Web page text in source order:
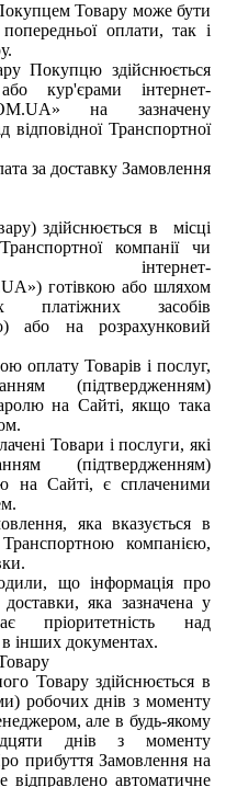
Товару може бути
оплати, так і
Покупцю здійснюється
кур'єрами інтернет-
»
на зазначену
Транспортної
за доставку Замовлення
здійснюється в місці
компанії чи
інтернет-
») готівкою або шляхом
платіжних засобів
або на розрахунковий
оплату Товарів і послуг,
(підтвердженням)
на Сайті, якщо така
Товари і послуги, які
(підтвердженням)
на Сайті, є сплаченими
яка вказується в
компанією,
що інформація про
яка зазначена у
пріоритетність над
в інших документах.
Товару здійснюється в
робочих днів з моменту
але в будь-якому
днів з моменту
прибуття Замовлення на
автоматичне